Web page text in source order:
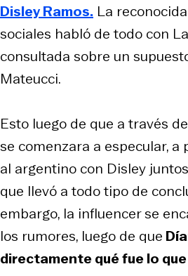
Disley Ramos. La
sociales habló de todo con
consultada sobre un
Mateucci.
Esto luego de que a través
se comenzara a especular,
al argentino con Disley
que llevó a todo tipo de
embargo, la influencer se
los rumores, luego de que
directamente qué fue lo